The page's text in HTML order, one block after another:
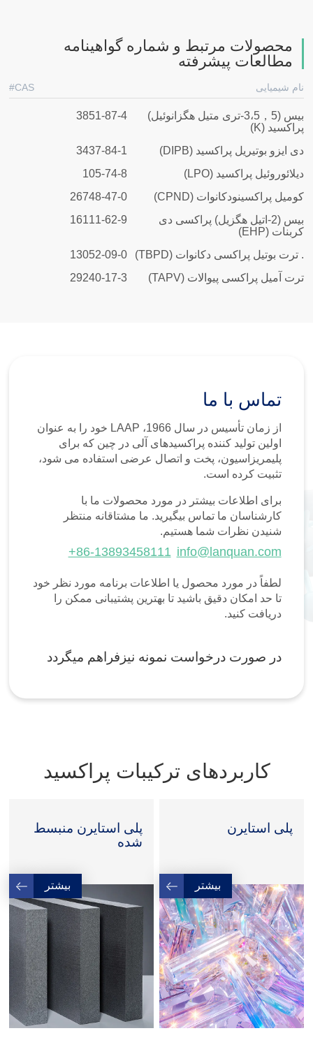
محصولات مرتبط و شماره گواهینامه
مطالعات پیشرفته
نام شیمیایی CAS#
بیس (3،5，5-تری متیل هگزانوئیل)
پراکسید (K)
3851-87-4
دی ایزو بوتیریل پراکسید (DIPB)
3437-84-1
دیلائوروئیل پراکسید (LPO)
105-74-8
کومیل پراکسینودکانوات (CPND)
26748-47-0
بیس (2-اتیل هگزیل) پراکسی دی
کربنات (EHP)
16111-62-9
. ترت بوتیل پراکسی دکانوات (TBPD)
13052-09-0
ترت آمیل پراکسی پیوالات (TAPV)
29240-17-3
تماس با ما
از زمان تأسیس در سال 1966، LAAP خود را به عنوان
اولین تولید کننده پراکسیدهای آلی در چین که برای
پلیمریزاسیون، پخت و اتصال عرضی استفاده می شود،
تثبیت کرده است.
برای اطلاعات بیشتر در مورد محصولات ما با
کارشناسان ما تماس بیگیرید. ما مشتاقانه منتظر
شنیدن نظرات شما هستیم.
info@lanquan.com
+86-13893458111
لطفاً در مورد محصول یا اطلاعات برنامه مورد نظر خود
تا حد امکان دقیق باشید تا بهترین پشتیبانی ممکن را
دریافت کنید.
در صورت درخواست نمونه نیزفراهم میگردد
کاربردهای ترکیبات پراکسید
پلی استایرن
بیشتر
پلی استایرن منبسط
شده
بیشتر